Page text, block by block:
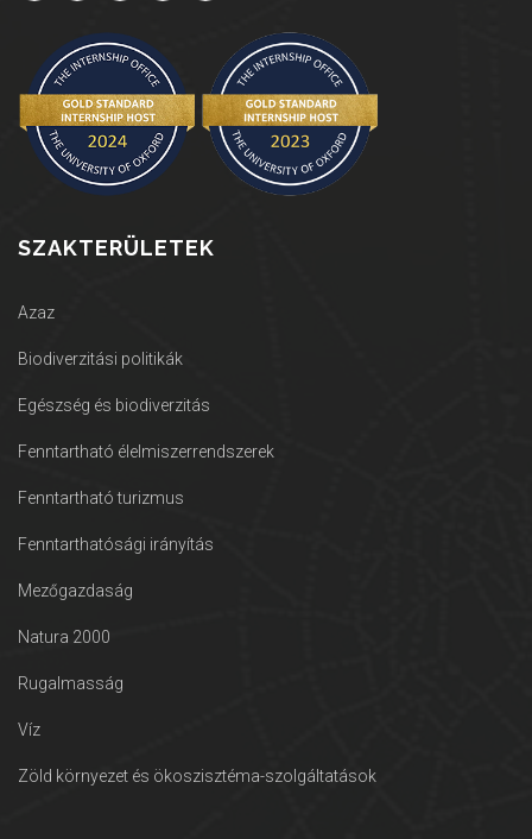
SZAKTERÜLETEK
Azaz
Biodiverzitási politikák
Egészség és biodiverzitás
Fenntartható élelmiszerrendszerek
Fenntartható turizmus
Fenntarthatósági irányítás
Mezőgazdaság
Natura 2000
Rugalmasság
Víz
Zöld környezet és ökoszisztéma-szolgáltatások